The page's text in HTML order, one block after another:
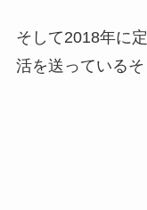
そして2018年に
活を送っているそ